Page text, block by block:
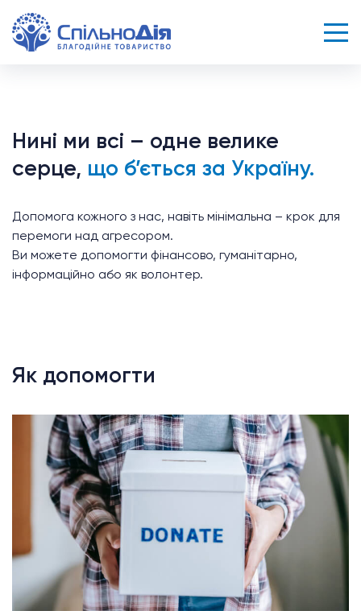
Нині ми всі – одне велике
серце, що б’ється за Україну.
Допомога кожного з нас, навіть мінімальна – крок для
перемоги над агресором.
Ви можете допомогти фінансово, гуманітарно,
інформаційно або як волонтер.
Як допомогти